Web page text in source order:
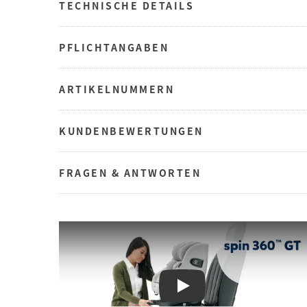
TECHNISCHE DETAILS
PFLICHTANGABEN
ARTIKELNUMMERN
KUNDENBEWERTUNGEN
FRAGEN & ANTWORTEN
Play